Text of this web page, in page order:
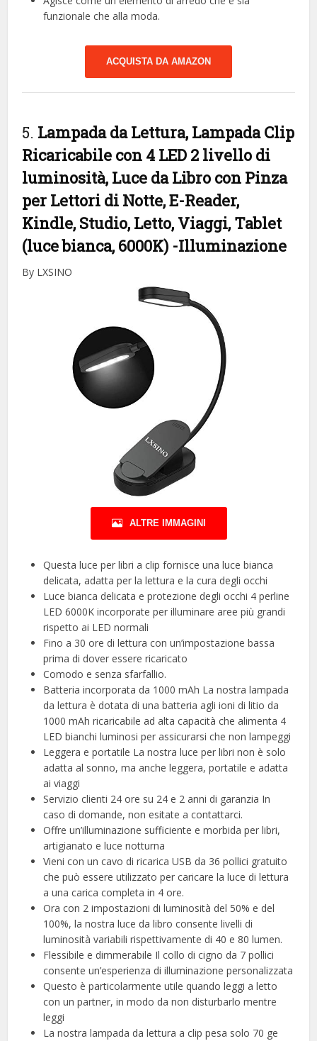
funzionale che alla moda.
ACQUISTA DA AMAZON
5. Lampada da Lettura, Lampada Clip
Ricaricabile con 4 LED 2 livello di
luminosità, Luce da Libro con Pinza
per Lettori di Notte, E-Reader,
Kindle, Studio, Letto, Viaggi, Tablet
(luce bianca, 6000K) -Illuminazione
By LXSINO
ALTRE IMMAGINI
Questa luce per libri a clip fornisce una luce bianca
delicata, adatta per la lettura e la cura degli occhi
Luce bianca delicata e protezione degli occhi 4 perline
LED 6000K incorporate per illuminare aree più grandi
rispetto ai LED normali
Fino a 30 ore di lettura con un’impostazione bassa
prima di dover essere ricaricato
Comodo e senza sfarfallio.
Batteria incorporata da 1000 mAh La nostra lampada
da lettura è dotata di una batteria agli ioni di litio da
1000 mAh ricaricabile ad alta capacità che alimenta 4
LED bianchi luminosi per assicurarsi che non lampeggi
Leggera e portatile La nostra luce per libri non è solo
adatta al sonno, ma anche leggera, portatile e adatta
ai viaggi
Servizio clienti 24 ore su 24 e 2 anni di garanzia In
caso di domande, non esitate a contattarci.
Offre un’illuminazione sufficiente e morbida per libri,
artigianato e luce notturna
Vieni con un cavo di ricarica USB da 36 pollici gratuito
che può essere utilizzato per caricare la luce di lettura
a una carica completa in 4 ore.
Ora con 2 impostazioni di luminosità del 50% e del
100%, la nostra luce da libro consente livelli di
luminosità variabili rispettivamente di 40 e 80 lumen.
Flessibile e dimmerabile Il collo di cigno da 7 pollici
consente un’esperienza di illuminazione personalizzata
Questo è particolarmente utile quando leggi a letto
con un partner, in modo da non disturbarlo mentre
leggi
La nostra lampada da lettura a clip pesa solo 70 ge